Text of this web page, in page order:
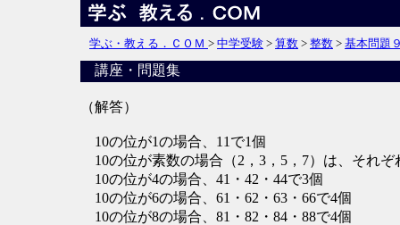
学ぶ・教える．ＣＯＭ > 中学受験 > 算数 > 整数 > 基本問題
講座・問題集
（解答）
10の位が1の場合、11で1個
10の位が素数の場合（2，3，5，7）は、それぞ
10の位が4の場合、41・42・44で3個
10の位が6の場合、61・62・63・66で4個
10の位が8の場合、81・82・84・88で4個